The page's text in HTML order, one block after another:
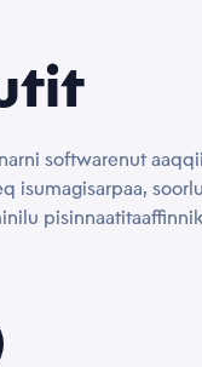
softwarenut
isumagisarpaa, soorlu
pisinnaatitaaffinnik